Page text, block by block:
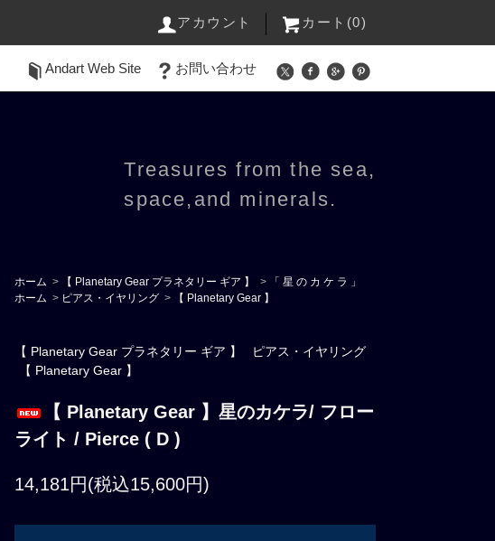
アカウント カート(0)
Andart Web Site お問い合わせ
Treasures from the sea,
space,and minerals.
ホーム > 【 Planetary Gear プラネタリー ギア 】 >
「 星 の カ ケ ラ 」
ホーム > ピアス・イヤリング > 【 Planetary Gear 】
【 Planetary Gear プラネタリー ギア 】
ピアス・イヤリング
【 Planetary Gear 】
【 Planetary Gear 】星のカケラ/ フロー
ライト / Pierce ( D )
14,181円(税込15,600円)